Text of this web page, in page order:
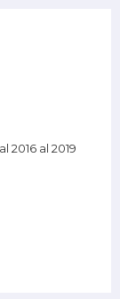
2016 al 2019